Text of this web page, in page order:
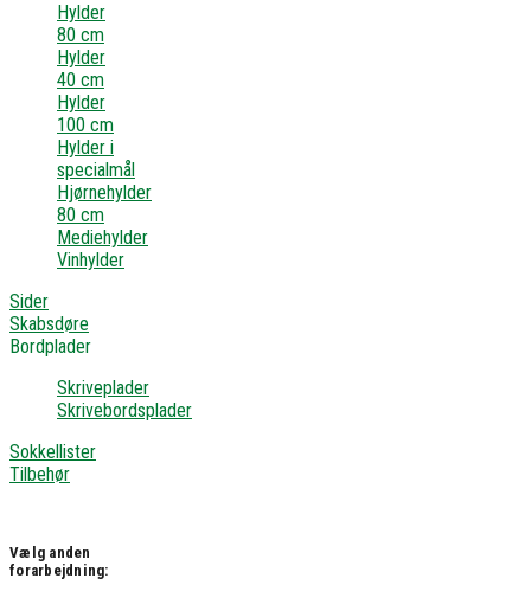
Hylder
80 cm
Hylder
40 cm
Hylder
100 cm
Hylder i
specialmål
Hjørnehylder
80 cm
Mediehylder
Vinhylder
Sider
Skabsdøre
Bordplader
Skriveplader
Skrivebordsplader
Sokkellister
Tilbehør
Vælg anden
forarbejdning: